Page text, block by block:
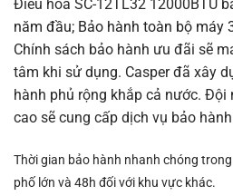
Điều hòa SC-12TL32 12000BTU b
năm đầu; Bảo hành toàn bộ máy
Chính sách bảo hành ưu đãi sẽ
tâm khi sử dụng. Casper đã xây
hành phủ rộng khắp cả nước. Đội
cao sẽ cung cấp dịch vụ bảo
Thời gian bảo hành nhanh chóng
phố lớn và 48h đối với khu vực khác.